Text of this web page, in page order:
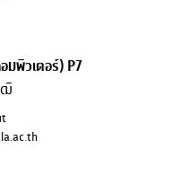
มพิวเตอร์) P7